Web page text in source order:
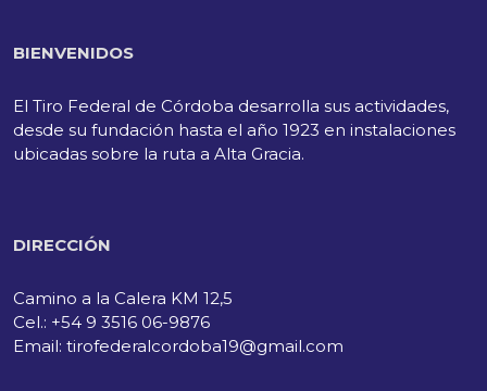
BIENVENIDOS
El Tiro Federal de Córdoba desarrolla sus actividades,
desde su fundación hasta el año 1923 en instalaciones
ubicadas sobre la ruta a Alta Gracia.
DIRECCIÓN
Camino a la Calera KM 12,5
Cel.: +54 9 3516 06-9876
Email: tirofederalcordoba19@gmail.com